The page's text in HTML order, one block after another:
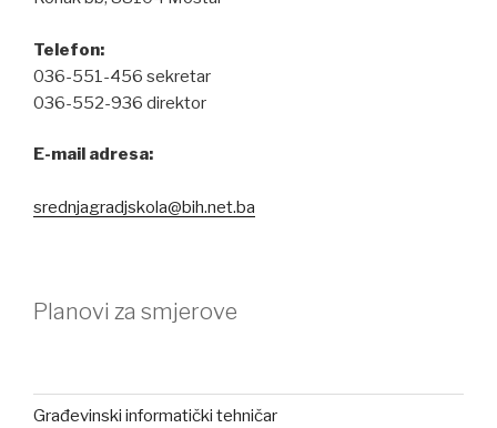
Telefon:
036-551-456 sekretar
036-552-936 direktor
E-mail adresa:
srednjagradjskola@bih.net.ba
Planovi za smjerove
Građevinski informatički tehničar